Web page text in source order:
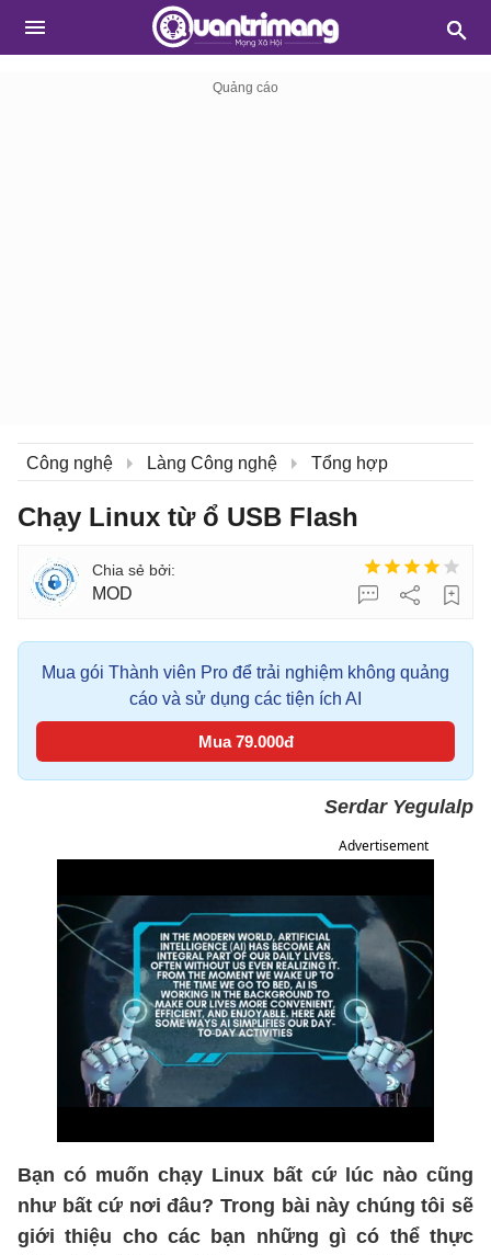
Công nghệ Làng Công nghệ Tổng hợp
Chạy Linux từ ổ USB Flash
MOD
Mua gói Thành viên Pro để trải nghiệm không quảng
cáo và sử dụng các tiện ích AI
Mua 79.000đ
Serdar Yegulalp
Advertisement
Bạn có muốn chạy Linux bất cứ lúc nào cũng
như bất cứ nơi đâu? Trong bài này chúng tôi sẽ
giới thiệu cho các bạn những gì có thể thực